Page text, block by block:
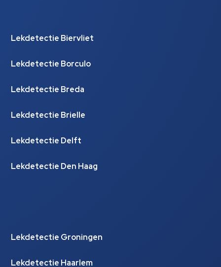
Lekdetectie Biervliet
Lekdetectie Borculo
Lekdetectie Breda
Lekdetectie Brielle
Lekdetectie Delft
Lekdetectie Den Haag
Lekdetectie Groningen
Lekdetectie Haarlem